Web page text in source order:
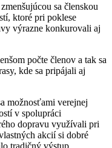
sa členskou
ktoré pri poklese
výrazne konkurovali aj
počte členov a tak sa
kde sa pripájali aj
možnosťami verejnej
v spolupráci
dopravu využívali pri
akcií si dobré
tradičný výstup